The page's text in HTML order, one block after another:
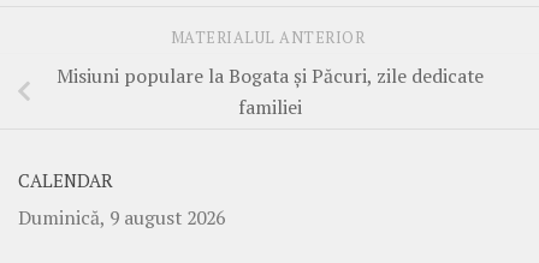
MATERIALUL ANTERIOR
Misiuni populare la Bogata și Păcuri, zile dedicate
familiei
CALENDAR
Duminică, 9 august 2026